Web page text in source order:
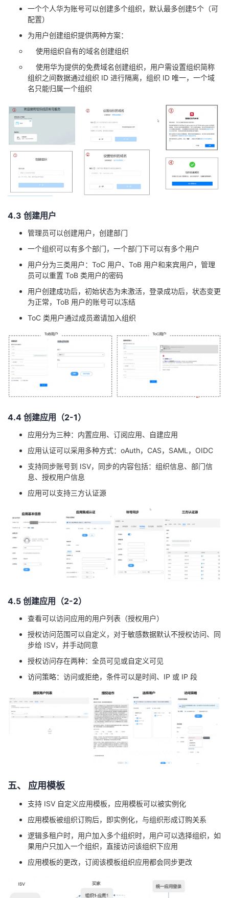
一个个人华为账号可以创建多个组织，默认最多创建5个（可
配置）
为用户创建组织提供两种方案：
使用组织自有的域名创建组织
使用华为提供的免费域名创建组织，用户需设置组织简称
组织之间数据通过组织 ID 进行隔离，组织 ID 唯一，一个域
名只能归属一个组织
4.3 创建用户
管理员可以创建用户，创建部门
一个组织可以有多个部门，一个部门下可以有多个用户
用户分为三类用户： ToC 用户、 ToB 用户和来宾用户，管理
员可以重置 ToB 类用户的密码
用户创建成功后，初始状态为未激活，登录成功后，状态变更
为正常， ToB 用户的账号可以冻结
ToC 类用户通过成员邀请加入组织
4.4 创建应用（2-1）
应用分为三种：内置应用、订阅应用、自建应用
应用认证可以采用多种方式： oAuth，CAS，SAML，OIDC
支持同步账号到 ISV，同步的内容包括：组织信息、部门信
息、授权用户信息
应用可以支持三方认证源
4.5 创建应用（2-2）
查看可以访问应用的用户列表（授权用户）
授权访问范围可以自定义，对于敏感数据默认不授权访问、同
步给 ISV，并手动同意
授权访问存在两种：全员可见或自定义可见
访问策略：访问或拒绝，条件可以是时间、IP 或 IP 段
五、 应用模板
支持 ISV 自定义应用模板，应用模板可以被实例化
应用模板被组织订购后，即实例化，与组织形成订购关系
逻辑多租户时，用户加入多个组织时，用户可以选择组织，如
果用户只加入一个组织，直接访问该组织下应用
应用模板的更改，订阅该模板组织应用都会同步更改